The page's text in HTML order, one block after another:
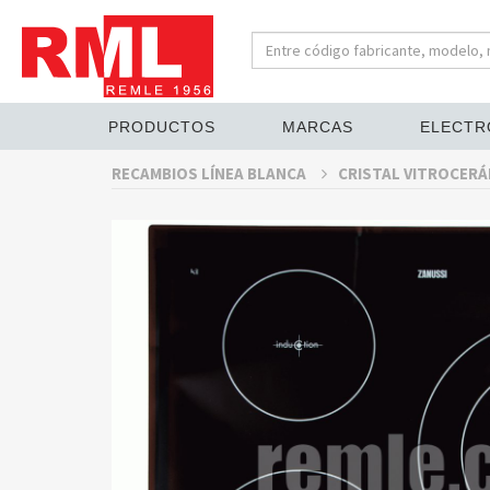
PRODUCTOS MARCAS
RECAMBIOS LÍNEA BLANCA CRISTAL